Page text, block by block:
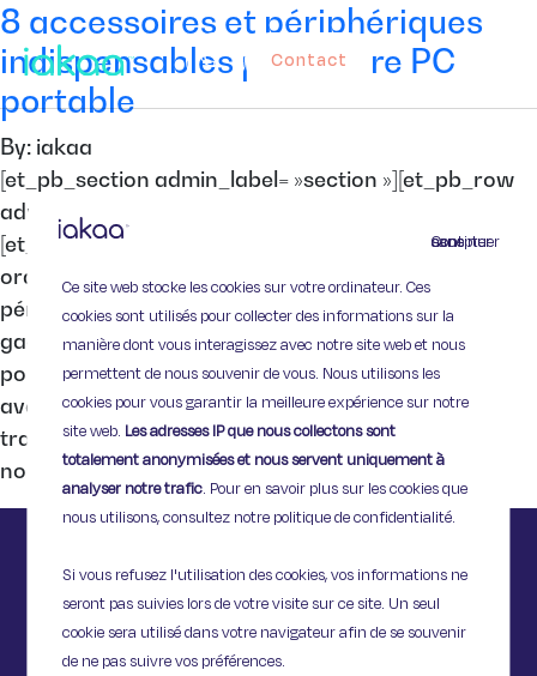
Continuer sans accepter
Ce site web stocke les cookies sur votre ordinateur. Ces
cookies sont utilisés pour collecter des informations sur la
manière dont vous interagissez avec notre site web et nous
permettent de nous souvenir de vous. Nous utilisons les
cookies pour vous garantir la meilleure expérience sur notre
site web. Les adresses IP que nous collectons sont
totalement anonymisées et nous servent uniquement à
analyser notre trafic. Pour en savoir plus sur les cookies que
nous utilisons, consultez notre politique de confidentialité.
Si vous refusez l'utilisation des cookies, vos informations ne
seront pas suivies lors de votre visite sur ce site. Un seul
cookie sera utilisé dans votre navigateur afin de se souvenir
de ne pas suivre vos préférences.
Contact
8 accessoires et périphériques
indispensables pour votre PC
portable
By: iakaa
[et_pb_section admin_label= »section »][et_pb_row
admin_label= »row »][et_pb_column type= »4_4″]
[et_pb_text admin_label= »Texte »] Vous avez un
ordinateur portable ? Voici 8 accessoires et
périphériques indispensables (ou presque) pour
gagner en confort ! Prenez soin de votre PC
portable avec … Une housse Évidemment ! Si vous
avez choisi un portable, c’est que vous comptez le
transporter, et comme votre matériel est fragile,
nous vous […]